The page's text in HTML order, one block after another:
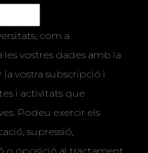
com a
les vostres dades amb la
vostra subscripció i
i activitats que
Podeu exercir els
supressió,